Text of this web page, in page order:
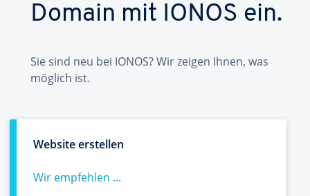
Domain mit IONOS ein.
Sie sind neu bei IONOS? Wir zeigen Ihnen, was
möglich ist.
Website erstellen
Wir empfehlen ...